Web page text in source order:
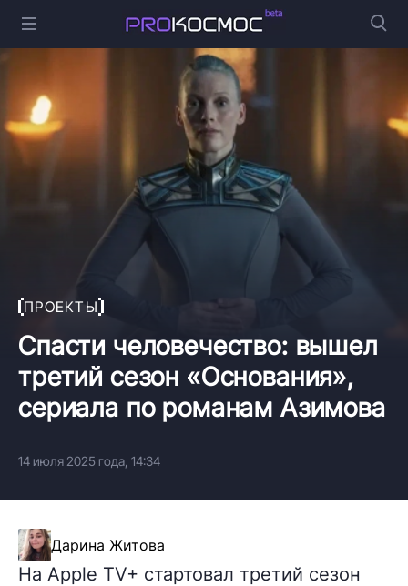
ПРОЕКТЫ
Спасти человечество: вышел
третий сезон «Основания»,
сериала по романам Азимова
14 июля 2025 года, 14:34
Дарина Житова
На Apple TV+ стартовал третий сезон